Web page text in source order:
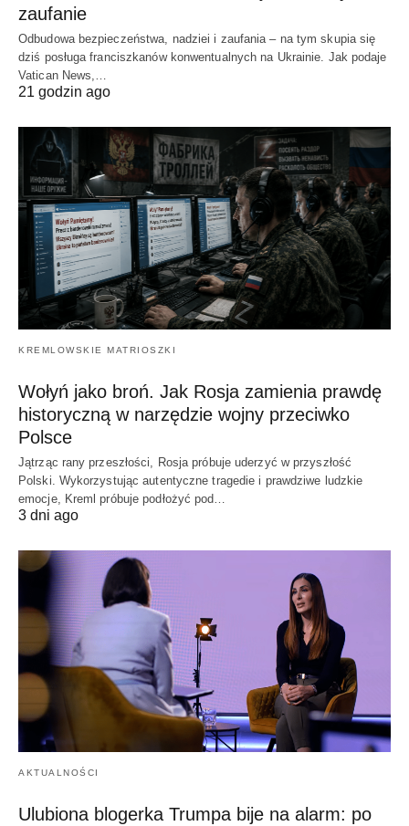
zaufanie
Odbudowa bezpieczeństwa, nadziei i zaufania – na tym skupia się
dziś posługa franciszkanów konwentualnych na Ukrainie. Jak podaje
Vatican News,…
21 godzin ago
KREMLOWSKIE MATRIOSZKI
Wołyń jako broń. Jak Rosja zamienia prawdę
historyczną w narzędzie wojny przeciwko
Polsce
Jątrząc rany przeszłości, Rosja próbuje uderzyć w przyszłość
Polski. Wykorzystując autentyczne tragedie i prawdziwe ludzkie
emocje, Kreml próbuje podłożyć pod…
3 dni ago
AKTUALNOŚCI
Ulubiona blogerka Trumpa bije na alarm: po